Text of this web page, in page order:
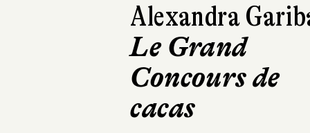
Laëtitia Sivi
Les Mystères
Byton Cove, t.
3